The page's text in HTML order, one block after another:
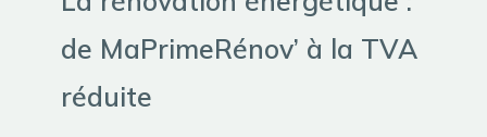
de MaPrimeRénov’ à la TVA
réduite